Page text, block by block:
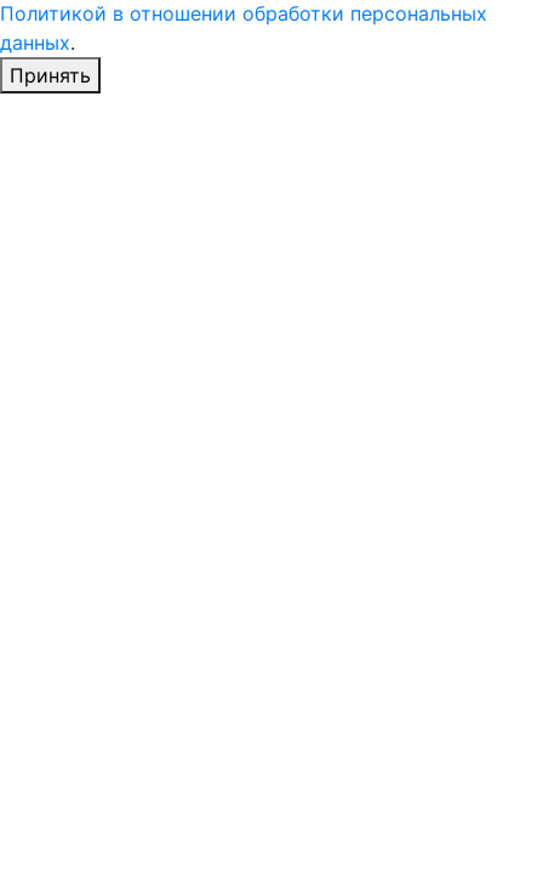
Политикой в отношении обработки персональных
данных.
Принять